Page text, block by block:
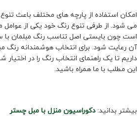
امکان استفاده از پارچه های مختلف باعث
می شود. از طرفی تنوع رنگ خود یکی از عوامل
است چون بایستی اصل تناسب رنگ مبلمان با
آن رعایت شود. برای انتخاب هوشمندانه رنگ
داریم تا یک راهنمای انتخاب رنگ را در اختیار
این مطلب با ما همراه باشید.
بیشتر بدانید: دکوراسیون منزل با مبل چستر